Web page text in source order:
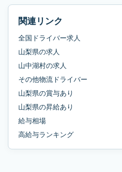
関連リンク
全国ドライバー求人
山梨県の求人
山中湖村の求人
その他物流ドライバー
山梨県の賞与あり
山梨県の昇給あり
給与相場
高給与ランキング